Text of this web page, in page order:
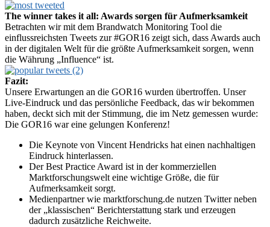
The winner takes it all: Awards sorgen für Aufmerksamkeit
Betrachten wir mit dem Brandwatch Monitoring Tool die
einflussreichsten Tweets zur #GOR16 zeigt sich, dass Awards auch
in der digitalen Welt für die größte Aufmerksamkeit sorgen, wenn
die Währung „Influence“ ist.
Fazit:
Unsere Erwartungen an die GOR16 wurden übertroffen. Unser
Live-Eindruck und das persönliche Feedback, das wir bekommen
haben, deckt sich mit der Stimmung, die im Netz gemessen wurde:
Die GOR16 war eine gelungen Konferenz!
Die Keynote von Vincent Hendricks hat einen nachhaltigen
Eindruck hinterlassen.
Der Best Practice Award ist in der kommerziellen
Marktforschungswelt eine wichtige Größe, die für
Aufmerksamkeit sorgt.
Medienpartner wie marktforschung.de nutzen Twitter neben
der „klassischen“ Berichterstattung stark und erzeugen
dadurch zusätzliche Reichweite.